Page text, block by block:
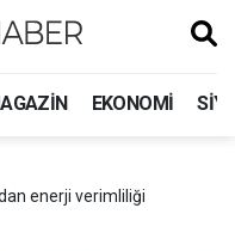
EKONOMI
enerji verimliliği